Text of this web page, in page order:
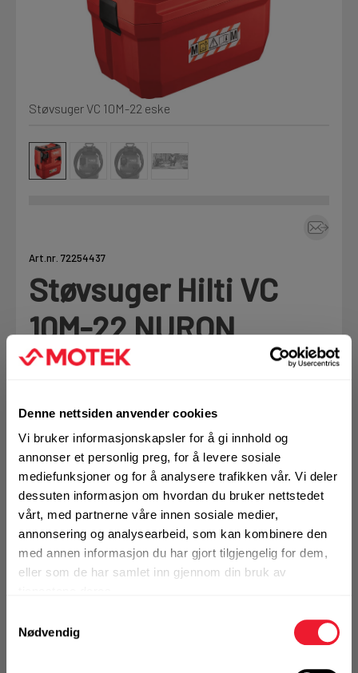
Denne nettsiden anvender cookies
Vi bruker informasjonskapsler for å gi innhold og
annonser et personlig preg, for å levere sosiale
mediefunksjoner og for å analysere trafikken vår. Vi deler
dessuten informasjon om hvordan du bruker nettstedet
vårt, med partnerne våre innen sosiale medier,
annonsering og analysearbeid, som kan kombinere den
med annen informasjon du har gjort tilgjengelig for dem,
eller som de har samlet inn gjennom din bruk av
Nødvendig
Kjemi, vindsperre og branntetting
Installasjon
Fag
Finn butikk
Kontakt og åpningstider
Kontakt
Fra rådgivning til sporing av ordre
Kvalitetsprodukter til ekstra gode priser
Mine henvendelser
Prislister
Firmainformasjon
LOGG UT
Støvsuger VC 10M-22 eske
Art.nr. 72254437
Støvsuger Hilti VC
10M-22 NURON
UTGÅTT VARE
tilbehør)
0
Produktanmeldelser
Skriv en
anmeldelse
FLEET Se Fleet fordeler
BRUKSOMRÅDER
Støvavsug fra slipe-, skjære-, bore- og
tørrkjerneverktøy